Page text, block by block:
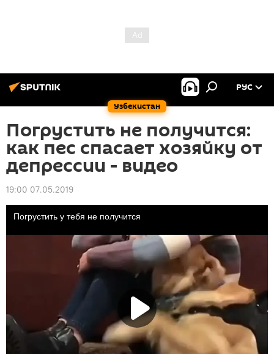
Узбекистан
РУС
Погрустить не получится:
как пес спасает хозяйку от
депрессии - видео
19:00 07.05.2019